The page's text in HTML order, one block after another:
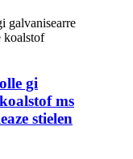
gi
ms
stielen